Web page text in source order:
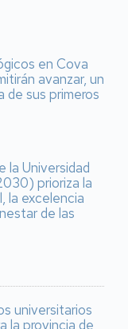
en Cova
avanzar, un
de sus primeros
la Universidad
prioriza la
la excelencia
de las
universitarios
la provincia de